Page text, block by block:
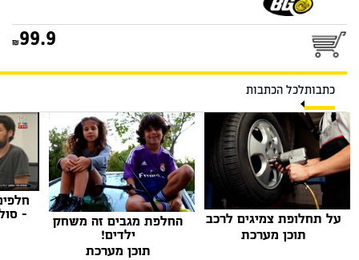
99.9
כתבותלכל הכתבות
על תחלופת צמיגים לרכב
תוכן מערכת
החלפת מגבים זה משחק
ילדים!
תוכן מערכת
-